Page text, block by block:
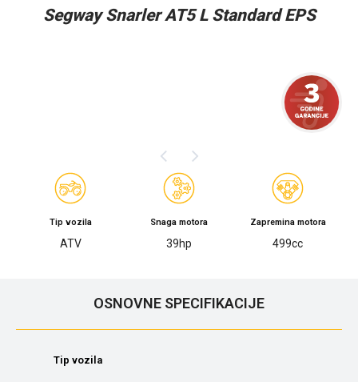
Segway Snarler AT5 L Standard EPS
Tip vozila
ATV
Snaga motora
39hp
Zapremina motora
499cc
OSNOVNE SPECIFIKACIJE
Tip vozila